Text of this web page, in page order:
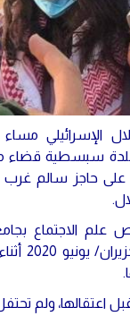
الإسرائيلي
بلدة سبسطية قضاء
الاجتماع
اعتقالها، ولم